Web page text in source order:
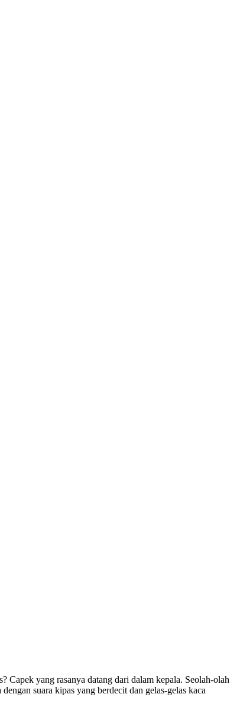
Capek yang rasanya datang dari dalam kepala. Seolah-olah
suara kipas yang berdecit dan gelas-gelas kaca